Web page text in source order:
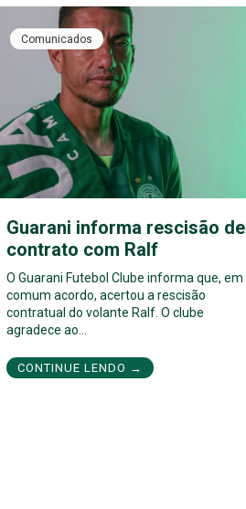
Comunicados
Guarani informa rescisão de
contrato com Ralf
O Guarani Futebol Clube informa que, em
comum acordo, acertou a rescisão
contratual do volante Ralf. O clube
agradece ao…
CONTINUE LENDO →